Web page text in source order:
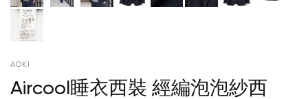
AOKI
Aircool睡衣西裝 經編泡泡紗西